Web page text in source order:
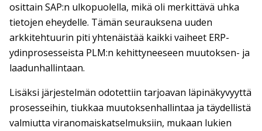
osittain SAP:n ulkopuolella, mikä oli merkittävä uhka
tietojen eheydelle. Tämän seurauksena uuden
arkkitehtuurin piti yhtenäistää kaikki vaiheet ERP-
ydinprosesseista PLM:n kehittyneeseen muutoksen- ja
laadunhallintaan.
Lisäksi järjestelmän odotettiin tarjoavan läpinäkyvyyttä
prosesseihin, tiukkaa muutoksenhallintaa ja täydellistä
valmiutta viranomaiskatselmuksiin, mukaan lukien